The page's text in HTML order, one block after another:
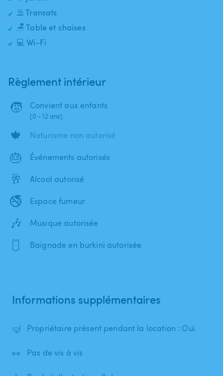
⛱️ Transats
🪑 Table et chaises
💻 Wi-Fi
Règlement intérieur
🧒 Convient aux enfants
(0 - 12 ans)
🍁 Naturisme non autorisé
🎂 Événements autorisés
🥂 Alcool autorisé
🚭 Espace fumeur
🎶 Musique autorisée
🩱 Baignade en burkini autorisée
Informations supplémentaires
🤿 Propriétaire présent pendant la location : Oui
👀 Pas de vis à vis